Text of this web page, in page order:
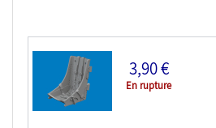
Eduard kit d'amelioration avion brassin Print...
3,90 €
En rupture